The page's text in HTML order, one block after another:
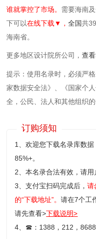
谁就掌控了市场。 需要海南
下可以在线下载▼，全国共
海南省。
更多地区设计院所公司，查
提示：使用名录时，必须严
家数据安全法》、《国家个
全，公民、法人和其他组织的
订购须知
1、欢迎您下载名录库数
85%+。
2、本名录合法有效，请
3、支付宝扫码完成后，请
的“下载地址”。请在7个工
请先查看>下载说明>
4、 ☎ ：1388，212，